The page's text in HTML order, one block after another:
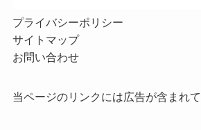
プライバシーポリシー
サイトマップ
お問い合わせ
当ページのリンクには広告が含まれて